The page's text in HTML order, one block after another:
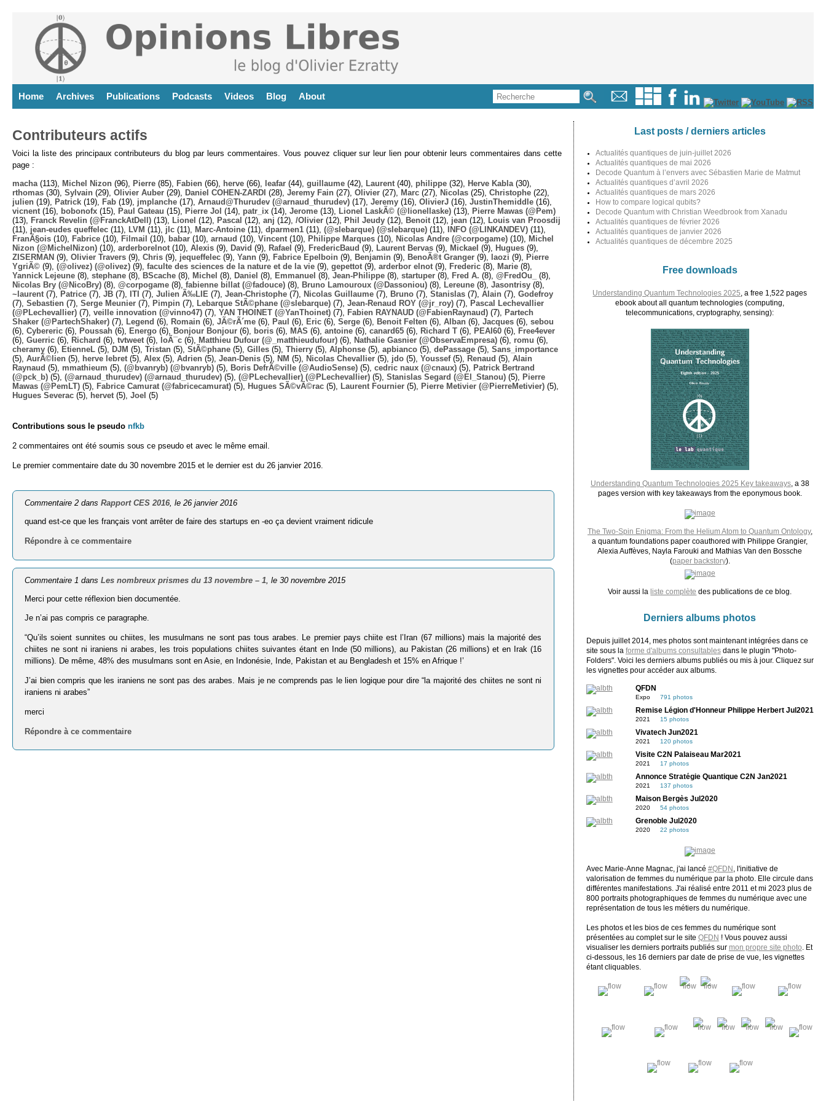
Home Archives Publications Podcasts Videos Blog About
Contributeurs actifs
Voici la liste des principaux contributeurs du blog par leurs commentaires. Vous pouvez cliquer sur leur lien pour obtenir leurs commentaires dans cette
page :
macha (113), Michel Nizon (96), Pierre (85), Fabien (66), herve (66), leafar (44), guillaume (42), Laurent (40), philippe (32), Herve Kabla (30),
rthomas (30), Sylvain (29), Olivier Auber (29), Daniel COHEN-ZARDI (28), Jeremy Fain (27), Olivier (27), Marc (27), Nicolas (25), Christophe (22),
julien (19), Patrick (19), Fab (19), jmplanche (17), Arnaud@Thurudev (@arnaud_thurudev) (17), Jeremy (16), OlivierJ (16), JustinThemiddle (16),
vicnent (16), bobonofx (15), Paul Gateau (15), Pierre Jol (14), patr_ix (14), Jerome (13), Lionel LaskÃ© (@lionellaske) (13),
Pierre Mawas (@Pem)
(13),
Franck Revelin (@FranckAtDell) (13), Lionel (12), Pascal (12), anj (12), /Olivier (12), Phil Jeudy (12), Benoit (12), jean (12),
Louis van Proosdij
(11), jean-eudes queffelec (11), LVM (11), jlc (11), Marc-Antoine (11), dparmen1 (11), (@slebarque) (@slebarque) (11), INFO (@LINKANDEV) (11),
FranÃ§ois (10), Fabrice (10), Filmail (10), babar (10), arnaud (10), Vincent (10), Philippe Marques (10), Nicolas Andre (@corpogame) (10),
Michel
Nizon (@MichelNizon) (10), arderborelnot (10), Alexis (9), David (9), Rafael (9), FredericBaud (9), Laurent Bervas (9), Mickael (9), Hugues (9),
ZISERMAN (9), Olivier Travers (9), Chris (9), jequeffelec (9), Yann (9), Fabrice Epelboin (9), Benjamin (9), BenoÃ®t Granger (9), laozi (9),
Pierre
YgriÃ© (9), (@olivez) (@olivez) (9), faculte des sciences de la nature et de la vie (9), gepettot (9), arderbor elnot (9), Frederic (8), Marie (8),
Yannick Lejeune (8), stephane (8), BScache (8), Michel (8), Daniel (8), Emmanuel (8), Jean-Philippe (8), startuper (8), Fred A. (8), @FredOu_
(8),
Nicolas Bry (@NicoBry) (8), @corpogame (8), fabienne billat (@fadouce) (8), Bruno Lamouroux (@Dassoniou) (8), Lereune (8), Jasontrisy (8),
~laurent (7), Patrice (7), JB (7), ITI (7), Julien Ã‰LIE (7), Jean-Christophe (7), Nicolas Guillaume (7), Bruno (7), Stanislas (7), Alain (7), Godefroy
(7), Sebastien (7), Serge Meunier (7), Pimpin (7), Lebarque StÃ©phane (@slebarque) (7), Jean-Renaud ROY (@jr_roy) (7),
Pascal Lechevallier
(@PLechevallier) (7), veille innovation (@vinno47) (7), YAN THOINET (@YanThoinet) (7), Fabien RAYNAUD (@FabienRaynaud) (7),
Partech
Shaker (@PartechShaker) (7), Legend (6), Romain (6), JÃ©rÃ´me (6), Paul (6), Eric (6), Serge (6), Benoit Felten (6), Alban (6), Jacques (6), sebou
(6), Cybereric (6), Poussah (6), Energo (6), Bonjour Bonjour (6), boris (6), MAS (6), antoine (6), canard65 (6), Richard T (6), PEAI60 (6),
Free4ever
(6), Guerric (6), Richard (6), tvtweet (6), loÃ¯c (6), Matthieu Dufour (@_matthieudufour) (6), Nathalie Gasnier (@ObservaEmpresa) (6), romu (6),
cheramy (6), EtienneL (5), DJM (5), Tristan (5), StÃ©phane (5), Gilles (5), Thierry (5), Alphonse (5), apbianco (5), dePassage (5), Sans_importance
(5), AurÃ©lien (5), herve lebret (5), Alex (5), Adrien (5), Jean-Denis (5), NM (5), Nicolas Chevallier (5), jdo (5), Youssef(5), Renaud (5), Alain
Raynaud (5), mmathieum (5), (@bvanryb) (@bvanryb) (5), Boris DefrÃ©ville (@AudioSense) (5), cedric naux (@cnaux) (5),
Patrick Bertrand
(@pck_b) (5), (@arnaud_thurudev) (@arnaud_thurudev) (5), (@PLechevallier) (@PLechevallier) (5), Stanislas Segard (@El_Stanou) (5),
Pierre
Mawas (@PemLT) (5), Fabrice Camurat (@fabricecamurat) (5), Hugues SÃ©vÃ©rac (5), Laurent Fournier (5), Pierre Metivier (@PierreMetivier) (5),
Hugues Severac (5), hervet (5), Joel (5)
Contributions sous le pseudo nfkb
2 commentaires ont été soumis sous ce pseudo et avec le même email.
Le premier commentaire date du 30 novembre 2015 et le dernier est du 26 janvier 2016.
Commentaire 2 dansRapport CES 2016, le 26 janvier 2016
quand est-ce que les français vont arrêter de faire des startups en -eo ça devient vraiment ridicule
Répondre à ce commentaire
Commentaire 1 dansLes nombreux prismes du 13 novembre – 1 , le 30 novembre 2015
Merci pour cette réflexion bien documentée.
Je n’ai pas compris ce paragraphe.
“Qu’ils soient sunnites ou chiites, les musulmans ne sont pas tous arabes. Le premier pays chiite est l’Iran (67 millions) mais la majorité des
chiites ne sont ni iraniens ni arabes, les trois populations chiites suivantes étant en Inde (50 millions), au Pakistan (26 millions) et en Irak (16
millions). De même, 48% des musulmans sont en Asie, en Indonésie, Inde, Pakistan et au Bengladesh et 15% en Afrique !’
J’ai bien compris que les iraniens ne sont pas des arabes. Mais je ne comprends pas le lien logique pour dire “la majorité des chiites ne sont ni
iraniens ni arabes”
merci
Répondre à ce commentaire
Last posts / derniers articles
Actualités quantiques de juin-juillet 2026
Actualités quantiques de mai 2026
Decode Quantum à l’envers avec Sébastien Marie de Matmut
Actualités quantiques d’avril 2026
Actualités quantiques de mars 2026
How to compare logical qubits?
Decode Quantum with Christian Weedbrook from Xanadu
Actualités quantiques de février 2026
Actualités quantiques de janvier 2026
Actualités quantiques de décembre 2025
Free downloads
Understanding Quantum Technologies 2025 , a free 1,522 pages
ebook about all quantum technologies (computing,
telecommunications, cryptography, sensing):
Understanding Quantum Technologies 2025 Key takeaways, a 38
pages version with key takeaways from the eponymous book.
The Two-Spin Enigma: From the Helium Atom to Quantum Ontology,
a quantum foundations paper coauthored with Philippe Grangier,
Alexia Auffèves, Nayla Farouki and Mathias Van den Bossche
(paper backstory).
Voir aussi la liste complète des publications de ce blog.
Derniers albums photos
Depuis juillet 2014, mes photos sont maintenant intégrées dans ce
site sous la forme d'albums consultablesdans le plugin "Photo-
Folders". Voici les derniers albums publiés ou mis à jour. Cliquez sur
les vignettes pour accéder aux albums.
QFDN
Expo 791 photos
Remise Légion d'Honneur Philippe Herbert Jul2021
2021 15 photos
Vivatech Jun2021
2021 120 photos
Visite C2N Palaiseau Mar2021
2021 17 photos
Annonce Stratégie Quantique C2N Jan2021
2021 137 photos
Maison Bergès Jul2020
2020 54 photos
Grenoble Jul2020
2020 22 photos
Avec Marie-Anne Magnac, j'ai lancé #QFDN
, l'initiative de
valorisation de femmes du numérique par la photo. Elle circule dans
différentes manifestations. J'ai réalisé entre 2011 et mi 2023 plus de
800 portraits photographiques de femmes du numérique avec une
représentation de tous les métiers du numérique.
Les photos et les bios de ces femmes du numérique sont
présentées au complet sur le site QFDN ! Vous pouvez aussi
visualiser les derniers portraits publiés sur mon propre site photo . Et
ci-dessous, les 16 derniers par date de prise de vue, les vignettes
étant cliquables.